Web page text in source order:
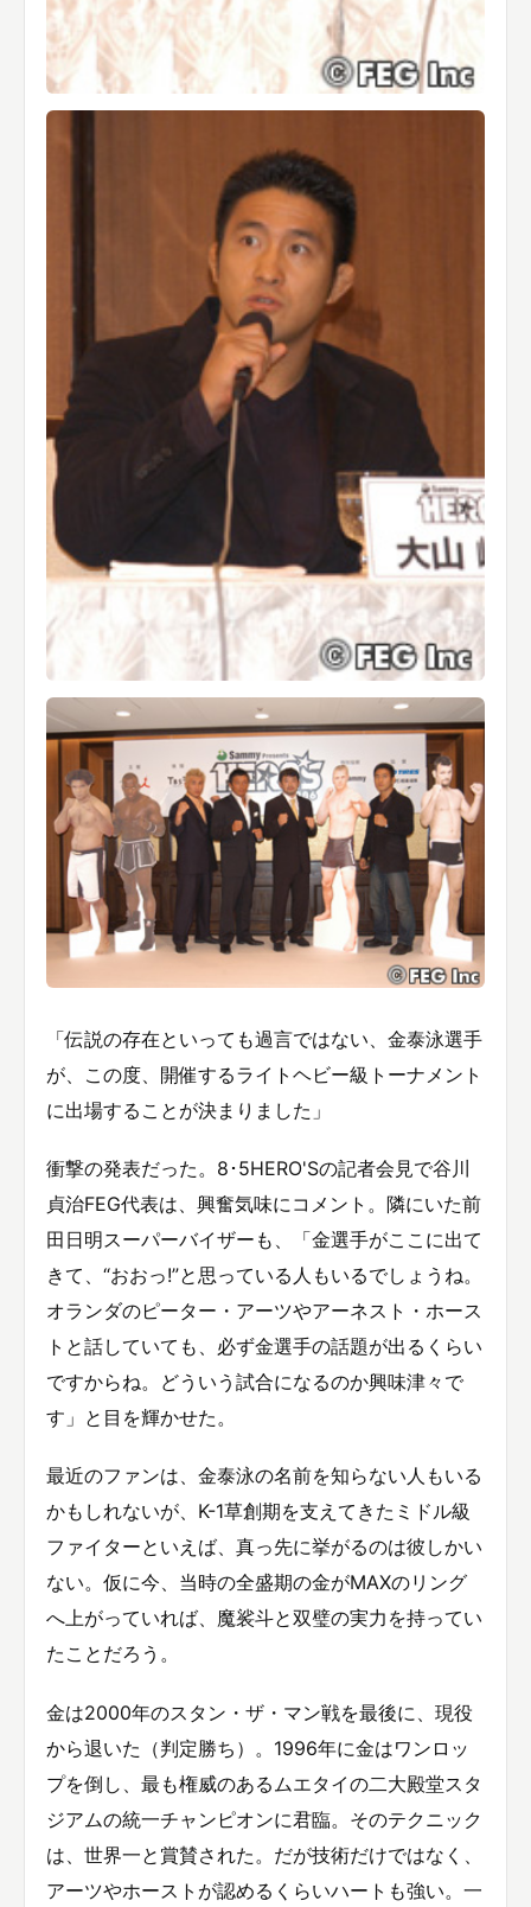
「伝説の存在といっても過言ではない、金泰泳選手
が、この度、開催するライトヘビー級トーナメント
に出場することが決まりました」
衝撃の発表だった。8･5HERO'Sの記者会見で谷川
貞治FEG代表は、興奮気味にコメント。隣にいた前
田日明スーパーバイザーも、「金選手がここに出て
きて、“おおっ!”と思っている人もいるでしょうね。
オランダのピーター・アーツやアーネスト・ホース
トと話していても、必ず金選手の話題が出るくらい
ですからね。どういう試合になるのか興味津々で
す」と目を輝かせた。
最近のファンは、金泰泳の名前を知らない人もいる
かもしれないが、K-1草創期を支えてきたミドル級
ファイターといえば、真っ先に挙がるのは彼しかい
ない。仮に今、当時の全盛期の金がMAXのリング
へ上がっていれば、魔裟斗と双璧の実力を持ってい
たことだろう。
金は2000年のスタン・ザ・マン戦を最後に、現役
から退いた（判定勝ち）。1996年に金はワンロッ
プを倒し、最も権威のあるムエタイの二大殿堂スタ
ジアムの統一チャンピオンに君臨。そのテクニック
は、世界一と賞賛された。だが技術だけではなく、
アーツやホーストが認めるくらいハートも強い。一